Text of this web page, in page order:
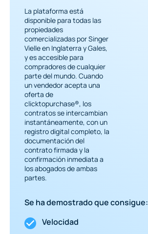
La plataforma está
disponible para todas las
propiedades
comercializadas por Singer
Vielle en Inglaterra y Gales,
y es accesible para
compradores de cualquier
parte del mundo. Cuando
un vendedor acepta una
oferta de
clicktopurchase®, los
contratos se intercambian
instantáneamente, con un
registro digital completo, la
documentación del
contrato firmada y la
confirmación inmediata a
los abogados de ambas
partes.
Se ha demostrado que consigue:
Velocidad